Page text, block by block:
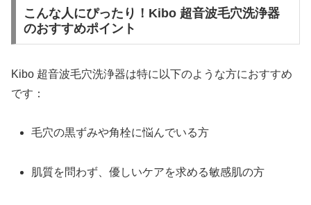
こんな人にぴったり！Kibo 超音波毛穴洗浄器
のおすすめポイント
Kibo 超音波毛穴洗浄器は特に以下のような方におすすめ
です：
毛穴の黒ずみや角栓に悩んでいる方
肌質を問わず、優しいケアを求める敏感肌の方